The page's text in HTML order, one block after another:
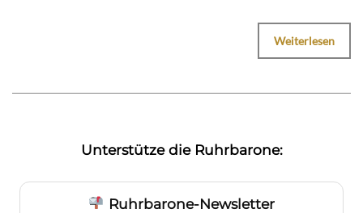
Weiterlesen
Unterstütze die Ruhrbarone:
Ruhrbarone-Newsletter